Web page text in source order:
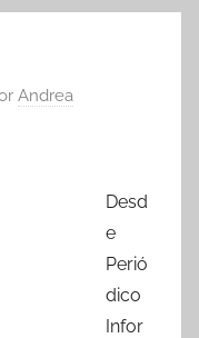
Andrea
Desd
e
Perió
dico
Infor